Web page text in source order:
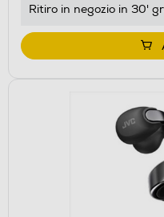
Ritiro in negozio in 30'